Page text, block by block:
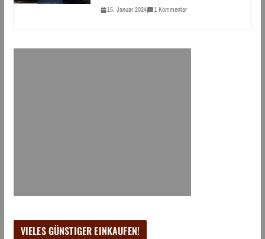
15. Januar 2024 1 Kommentar
VIELES GÜNSTIGER EINKAUFEN!